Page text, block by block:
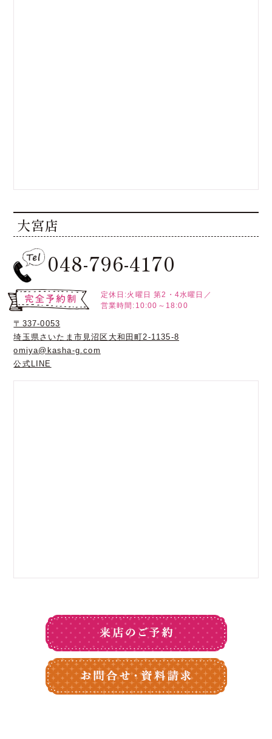
大宮店
048-796-4170
定休日:火曜日 第2・4水曜日／
営業時間:10:00～18:00
〒337-0053
埼玉県さいたま市見沼区大和田町2-1135-8
omiya@kasha-g.com
公式LINE